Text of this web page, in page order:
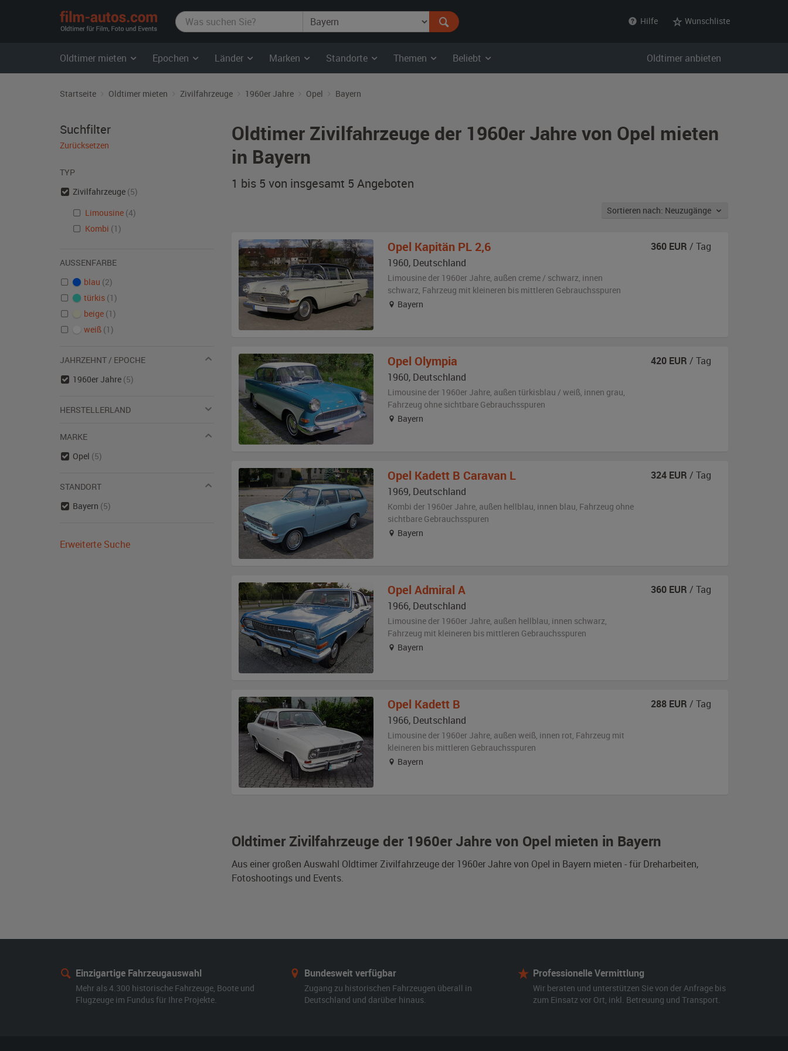
film-
autos.com
Hilfe Wunschliste
Oldtimer mieten Epochen Länder Marken Standorte Themen Beliebt Oldtimer anbieten
Startseite Oldtimer mieten Zivilfahrzeuge 1960er Jahre Opel Bayern
Oldtimer Zivilfahrzeuge der 1960er Jahre von Opel mieten
in Bayern
1 bis 5 von insgesamt 5 Angeboten
Sortieren nach: Neuzugänge
Oldtimer Zivilfahrzeuge der 1960er Jahre von Opel mieten in Bayern
Aus einer großen Auswahl Oldtimer Zivilfahrzeuge der 1960er Jahre von Opel in Bayern mieten - für Dreharbeiten,
Fotoshootings und Events.
Opel Kapitän PL 2,6
1960, Deutschland
Limousine der 1960er Jahre, außen creme / schwarz, innen
schwarz, Fahrzeug mit kleineren bis mittleren Gebrauchsspuren
Bayern
360 EUR / Tag
Opel Olympia
1960, Deutschland
Limousine der 1960er Jahre, außen türkisblau / weiß, innen grau,
Fahrzeug ohne sichtbare Gebrauchsspuren
Bayern
420 EUR / Tag
Opel Kadett B Caravan L
1969, Deutschland
Kombi der 1960er Jahre, außen hellblau, innen blau, Fahrzeug ohne
sichtbare Gebrauchsspuren
Bayern
324 EUR / Tag
Opel Admiral A
1966, Deutschland
Limousine der 1960er Jahre, außen hellblau, innen schwarz,
Fahrzeug mit kleineren bis mittleren Gebrauchsspuren
Bayern
360 EUR / Tag
Opel Kadett B
1966, Deutschland
Limousine der 1960er Jahre, außen weiß, innen rot, Fahrzeug mit
kleineren bis mittleren Gebrauchsspuren
Bayern
288 EUR / Tag
Suchfilter
Zurücksetzen
TYP
Zivilfahrzeuge (5)
Limousine (4)
Kombi (1)
AUSSENFARBE
blau (2)
türkis (1)
beige (1)
weiß (1)
JAHRZEHNT / EPOCHE
1960er Jahre (5)
HERSTELLERLAND
MARKE
Opel (5)
STANDORT
Bayern (5)
Erweiterte Suche
Einzigartige Fahrzeugauswahl
Mehr als 4.300 historische Fahrzeuge, Boote und
Flugzeuge im Fundus für Ihre Projekte.
Bundesweit verfügbar
Zugang zu historischen Fahrzeugen überall in
Deutschland und darüber hinaus.
Professionelle Vermittlung
Wir beraten und unterstützen Sie von der Anfrage bis
zum Einsatz vor Ort, inkl. Betreuung und Transport.